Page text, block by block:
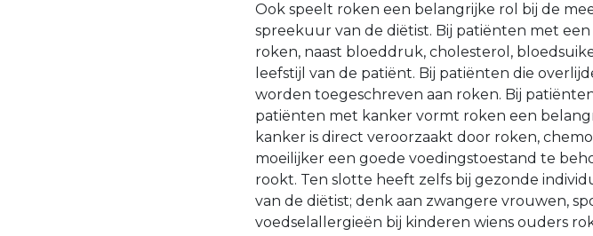
Ook speelt roken een belangrijke rol bij de
spreekuur van de diëtist. Bij patiënten met
roken, naast bloeddruk, cholesterol,
leefstijl van de patiënt. Bij patiënten die
worden toegeschreven aan roken. Bij
patiënten met kanker vormt roken een
kanker is direct veroorzaakt door roken,
moeilijker een goede voedingstoestand te
rookt. Ten slotte heeft zelfs bij gezonde
van de diëtist; denk aan zwangere vrouwen,
voedselallergieën bij kinderen wiens ouders